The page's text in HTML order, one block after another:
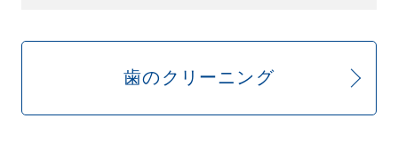
歯のクリーニング